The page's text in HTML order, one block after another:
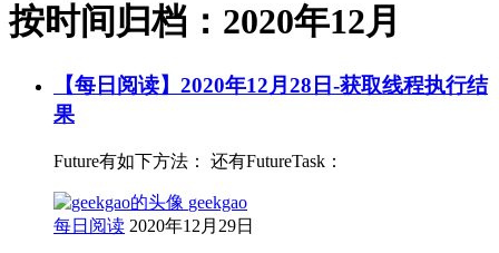
按时间归档：2020年12月
【每日阅读】2020年12月28日-获取线程执行结
果
Future有如下方法： 还有FutureTask：
geekgao
每日阅读 2020年12月29日